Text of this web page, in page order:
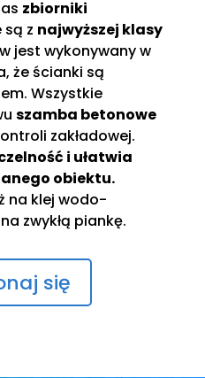
zbiorniki
z najwyższej klasy
jest wykonywany w
że ścianki są
Wszystkie
szamba betonowe
zakładowej.
i ułatwia
obiektu.
na klej wodo-
zwykłą piankę.
się